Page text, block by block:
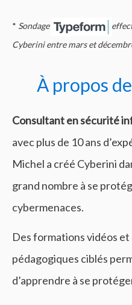
* Sondage
Cyberini entre mars et
À propos
Consultant en sécurité
avec plus de 10 ans
Michel a créé Cyberini
grand nombre à se
cybermenaces.
Des formations vidéos
pédagogiques ciblés
d’apprendre à se